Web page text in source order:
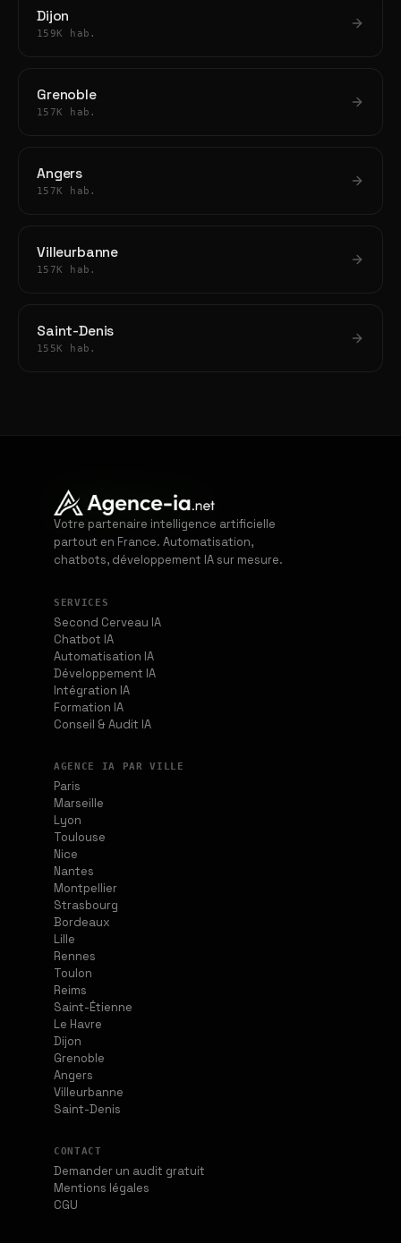
Dijon
159K hab.
Grenoble
157K hab.
Angers
157K hab.
Villeurbanne
157K hab.
Saint-Denis
155K hab.
Votre partenaire intelligence artificielle
partout en France. Automatisation,
chatbots, développement IA sur mesure.
SERVICES
Second Cerveau IA
Chatbot IA
Automatisation IA
Développement IA
Intégration IA
Formation IA
Conseil & Audit IA
AGENCE IA PAR VILLE
Paris
Marseille
Lyon
Toulouse
Nice
Nantes
Montpellier
Strasbourg
Bordeaux
Lille
Rennes
Toulon
Reims
Saint-Étienne
Le Havre
Dijon
Grenoble
Angers
Villeurbanne
Saint-Denis
CONTACT
Demander un audit gratuit
Mentions légales
CGU